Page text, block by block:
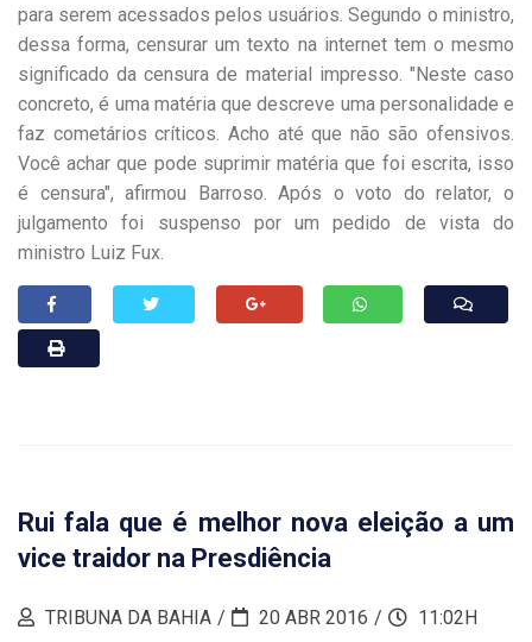
para serem acessados pelos usuários. Segundo o ministro,
dessa forma, censurar um texto na internet tem o mesmo
significado da censura de material impresso. "Neste caso
concreto, é uma matéria que descreve uma personalidade e
faz cometários críticos. Acho até que não são ofensivos.
Você achar que pode suprimir matéria que foi escrita, isso
é censura", afirmou Barroso. Após o voto do relator, o
julgamento foi suspenso por um pedido de vista do
ministro Luiz Fux.
Rui fala que é melhor nova eleição a um
vice traidor na Presdiência
TRIBUNA DA BAHIA 20 ABR 2016 11:02H